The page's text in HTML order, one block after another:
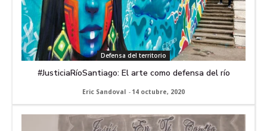
Defensa del territorio
#JusticiaRíoSantiago: El arte como defensa del río
Eric Sandoval - 14 octubre, 2020